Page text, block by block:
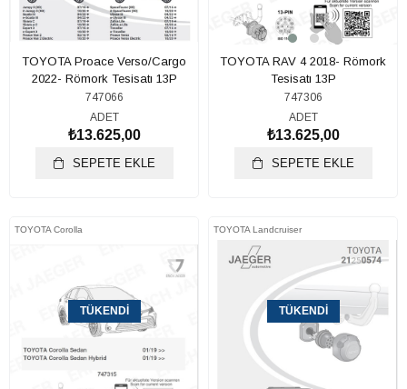
TOYOTA Proace Verso/Cargo
2022- Römork Tesisatı 13P
747066
ADET
₺13.625,00
SEPETE EKLE
TOYOTA RAV 4 2018- Römork
Tesisatı 13P
747306
ADET
₺13.625,00
SEPETE EKLE
TOYOTA Corolla
TÜKENDI
TOYOTA Landcruiser
TÜKENDI